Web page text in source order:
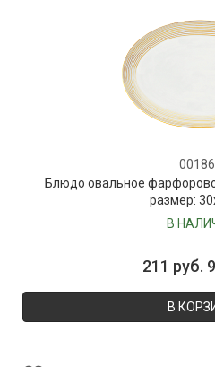
Блюдо овальное
размер:
В
211 руб.
В